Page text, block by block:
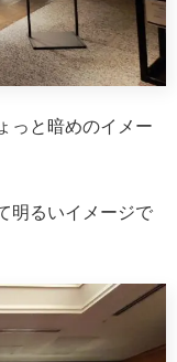
っと暗めのイメー
明るいイメージで